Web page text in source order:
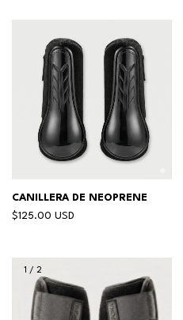
CANILLERA DE NEOPRENE
$125.00 USD
1 / 2